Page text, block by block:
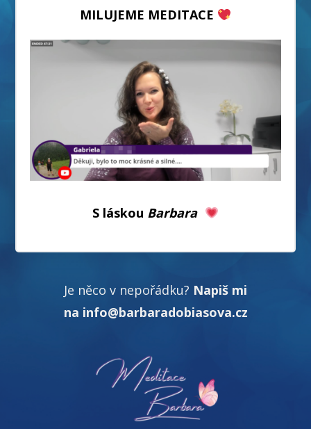
MILUJEME MEDITACE
S láskou Barbara
Je něco v nepořádku? Napiš mi
na info@barbaradobiasova.cz